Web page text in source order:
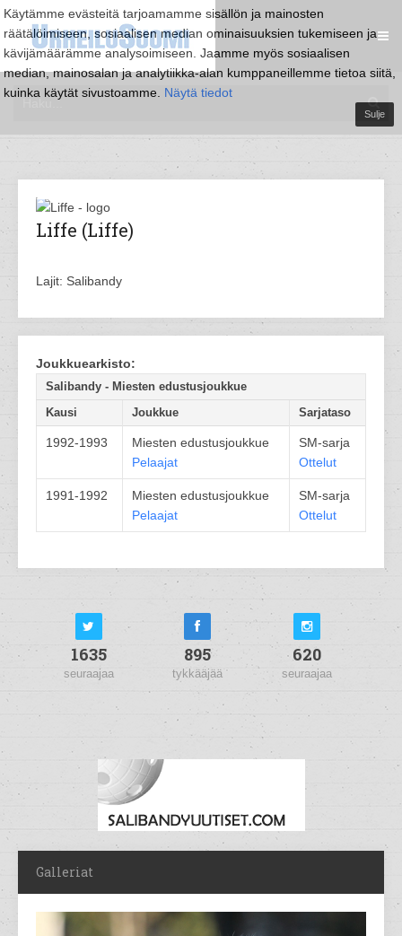
Käytämme evästeitä tarjoamamme sisällön ja mainosten
räätälöimiseen, sosiaalisen median ominaisuuksien tukemiseen ja
kävijämäärämme analysoimiseen. Jaamme myös sosiaalisen
median, mainosalan ja analytiikka-alan kumppaneillemme tietoa siitä,
kuinka käytät sivustoamme. Näytä tiedot
Sulje
Liffe (Liffe)
Lajit: Salibandy
Joukkuearkisto:
Salibandy - Miesten edustusjoukkue
Kausi
Joukkue Sarjataso
1992-1993
Miesten edustusjoukkue
Pelaajat
SM-sarja
Ottelut
1991-1992
Miesten edustusjoukkue
Pelaajat
SM-sarja
Ottelut
1635
seuraajaa
895
tykkääjää
620
seuraajaa
Galleriat